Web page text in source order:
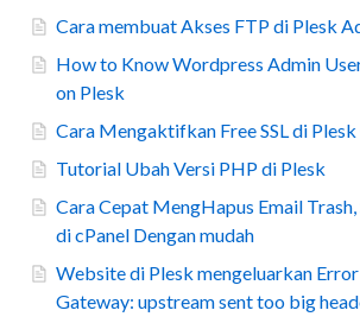
Cara membuat Akses FTP di Plesk
How to Know Wordpress Admin
on Plesk
Cara Mengaktifkan Free SSL di
Tutorial Ubah Versi PHP di Plesk
Cara Cepat MengHapus Email
di cPanel Dengan mudah
Website di Plesk mengeluarkan
Gateway: upstream sent too big